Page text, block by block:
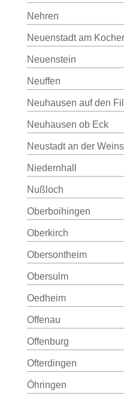
Nehren
Neuenstadt am Kocher
Neuenstein
Neuffen
Neuhausen auf den
Neuhausen ob Eck
Neustadt an der
Niedernhall
Nußloch
Oberboihingen
Oberkirch
Obersontheim
Obersulm
Oedheim
Offenau
Offenburg
Ofterdingen
Öhringen